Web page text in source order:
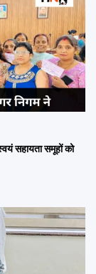
सहायता समूहों को